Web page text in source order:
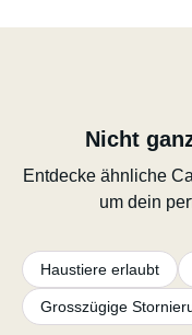
Nicht
Entdecke ähnliche
um dein
Haustiere erlaubt
Grosszügige